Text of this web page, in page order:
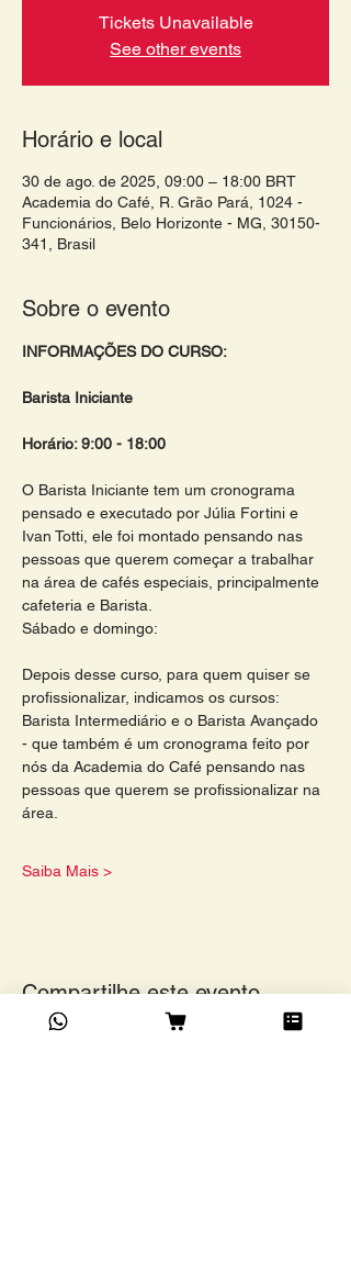
Tickets Unavailable
See other events
Horário e local
30 de ago. de 2025, 09:00 – 18:00 BRT
Academia do Café, R. Grão Pará, 1024 -
Funcionários, Belo Horizonte - MG, 30150-
341, Brasil
Sobre o evento
INFORMAÇÕES DO CURSO:
Barista Iniciante
Horário: 9:00 - 18:00
O Barista Iniciante tem um cronograma
pensado e executado por Júlia Fortini e
Ivan Totti, ele foi montado pensando nas
pessoas que querem começar a trabalhar
na área de cafés especiais, principalmente
cafeteria e Barista.
Sábado e domingo:
Depois desse curso, para quem quiser se
profissionalizar, indicamos os cursos:
Barista Intermediário e o Barista Avançado
- que também é um cronograma feito por
nós da Academia do Café pensando nas
pessoas que querem se profissionalizar na
área.
Saiba Mais >
Compartilhe este evento